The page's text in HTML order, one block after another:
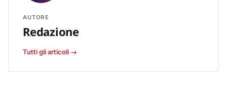
AUTORE
Redazione
Tutti gli articoli →